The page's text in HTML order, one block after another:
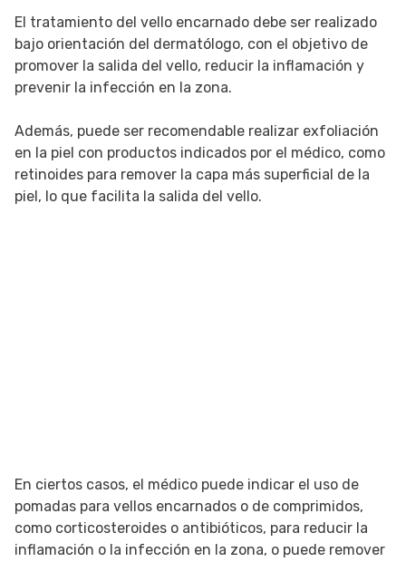
El tratamiento del vello encarnado debe ser realizado
bajo orientación del dermatólogo, con el objetivo de
promover la salida del vello, reducir la inflamación y
prevenir la infección en la zona.
Además, puede ser recomendable realizar exfoliación
en la piel con productos indicados por el médico, como
retinoides para remover la capa más superficial de la
piel, lo que facilita la salida del vello.
En ciertos casos, el médico puede indicar el uso de
pomadas para vellos encarnados o de comprimidos,
como corticosteroides o antibióticos, para reducir la
inflamación o la infección en la zona, o puede remover